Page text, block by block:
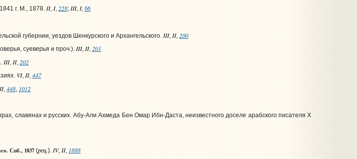
г. М., 1878. II,I, 228;III,I, 66
губернии, уездов Шенкурского и Архангельского. III, II, 200
суеверья и проч.). III, II, 201
III, II, 202
VI,II, 447
II, 448, 1012
славянах и русских. Абу-Али Ахмеда Бен Омар Ибн-Даста, неизвестного доселе арабского писателя Х
Спб., 1837(рец.). IV,II, 1888